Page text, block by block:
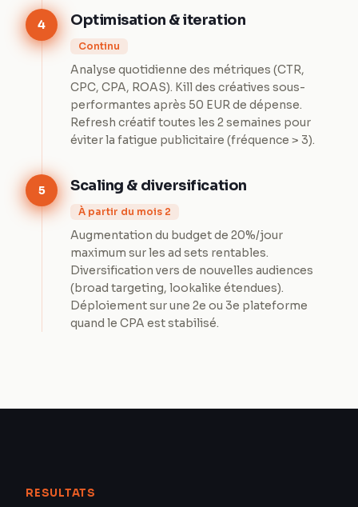
4 Optimisation & iteration
Continu
Analyse quotidienne des métriques (CTR,
CPC, CPA, ROAS). Kill des créatives sous-
performantes après 50 EUR de dépense.
Refresh créatif toutes les 2 semaines pour
éviter la fatigue publicitaire (fréquence > 3).
5 Scaling & diversification
À partir du mois 2
Augmentation du budget de 20%/jour
maximum sur les ad sets rentables.
Diversification vers de nouvelles audiences
(broad targeting, lookalike étendues).
Déploiement sur une 2e ou 3e plateforme
quand le CPA est stabilisé.
RESULTATS